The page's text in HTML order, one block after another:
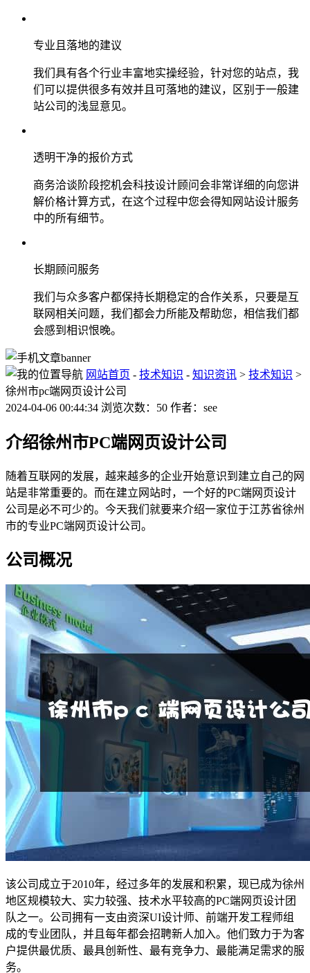
专业且落地的建议
我们具有各个行业丰富地实操经验，针对您的站点，我
们可以提供很多有效并且可落地的建议，区别于一般建
站公司的浅显意见。
透明干净的报价方式
商务洽谈阶段挖机会科技设计顾问会非常详细的向您讲
解价格计算方式，在这个过程中您会得知网站设计服务
中的所有细节。
长期顾问服务
我们与众多客户都保持长期稳定的合作关系，只要是互
联网相关问题，我们都会力所能及帮助您，相信我们都
会感到相识恨晚。
网站首页 - 技术知识 - 知识资讯 > 技术知识 >
徐州市pc端网页设计公司
2024-04-06 00:44:34 浏览次数：50 作者：see
介绍徐州市PC端网页设计公司
随着互联网的发展，越来越多的企业开始意识到建立自己的网
站是非常重要的。而在建立网站时，一个好的PC端网页设计
公司是必不可少的。今天我们就要来介绍一家位于江苏省徐州
市的专业PC端网页设计公司。
公司概况
该公司成立于2010年，经过多年的发展和积累，现已成为徐州
地区规模较大、实力较强、技术水平较高的PC端网页设计团
队之一。公司拥有一支由资深UI设计师、前端开发工程师组
成的专业团队，并且每年都会招聘新人加入。他们致力于为客
户提供最优质、最具创新性、最有竞争力、最能满足需求的服
务。